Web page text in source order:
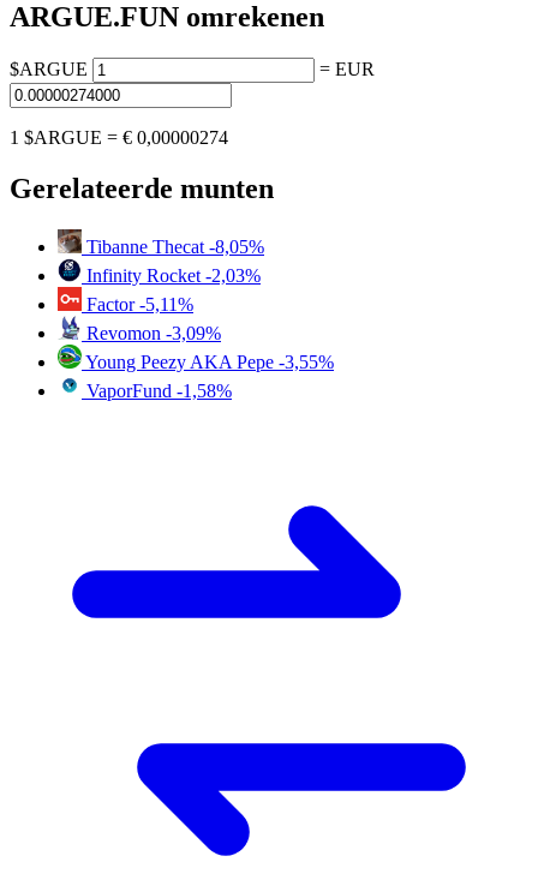
ARGUE.FUN omrekenen
$ARGUE = EUR
1 $ARGUE = € 0,00000274
Gerelateerde munten
Tibanne Thecat -8,05%
Infinity Rocket -2,03%
Factor -5,11%
Revomon -3,09%
Young Peezy AKA Pepe -3,55%
VaporFund -1,58%